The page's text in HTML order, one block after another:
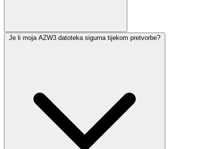
Je li moja AZW3 datoteka sigurna tijekom pretvorbe?